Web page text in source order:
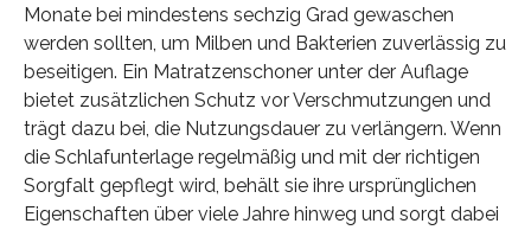
Monate bei mindestens sechzig Grad gewaschen
werden sollten, um Milben und Bakterien zuverlässig zu
beseitigen. Ein Matratzenschoner unter der Auflage
bietet zusätzlichen Schutz vor Verschmutzungen und
trägt dazu bei, die Nutzungsdauer zu verlängern. Wenn
die Schlafunterlage regelmäßig und mit der richtigen
Sorgfalt gepflegt wird, behält sie ihre ursprünglichen
Eigenschaften über viele Jahre hinweg und sorgt dabei